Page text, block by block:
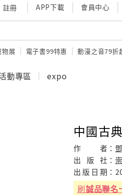
註冊 APP下載 會員中心
物展 電子書99特惠 動漫之音79折
動專區 expo
中國古
作 者：
出
版 社：
出 版 日 期：
刷誠品聯名